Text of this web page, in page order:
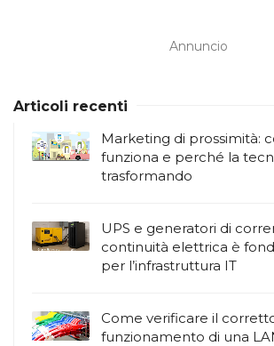
Annuncio
Articoli recenti
Marketing di prossimità:
funziona e perché la
trasformando
UPS e generatori di
continuità elettrica è
per l’infrastruttura IT
Come verificare il
funzionamento di una